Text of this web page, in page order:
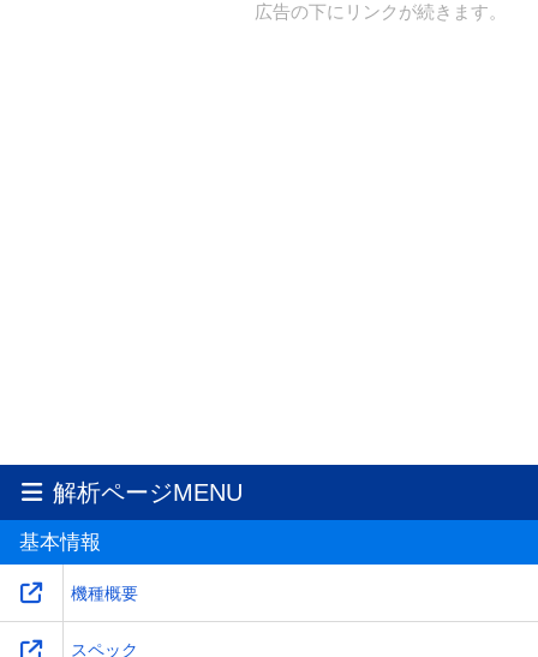
広告の下にリンクが続きます。
解析ページMENU
基本情報
機種概要
スペック